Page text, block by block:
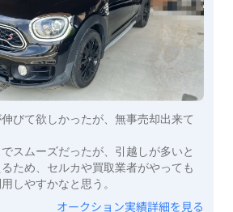
びて欲しかったが、無事売却出来て
スムーズだったが、引越しが多いと
ため、セルカや買取業者がやっても
しやすかなと思う。
オークション実績詳細を見る